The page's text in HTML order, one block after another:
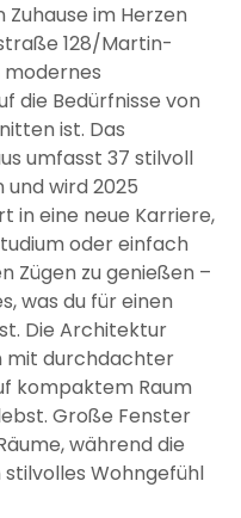
im Herzen
128/Martin-
die Bedürfnisse von
ist. Das
umfasst 37 stilvoll
wird 2025
in eine neue Karriere,
oder einfach
Zügen zu genießen –
was du für einen
Die Architektur
mit durchdachter
kompaktem Raum
Große Fenster
während die
Wohngefühl